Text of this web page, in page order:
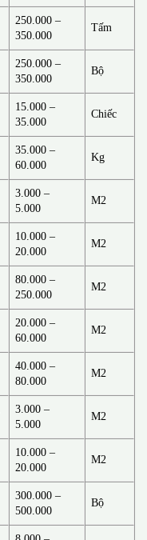
250.000 –
350.000
Tấm
250.000 –
350.000
Bộ
15.000 –
35.000
Chiếc
35.000 –
60.000
Kg
3.000 –
5.000
M2
10.000 –
20.000
M2
80.000 –
250.000
M2
20.000 –
60.000
M2
40.000 –
80.000
M2
3.000 –
5.000
M2
10.000 –
20.000
M2
300.000 –
500.000
Bộ